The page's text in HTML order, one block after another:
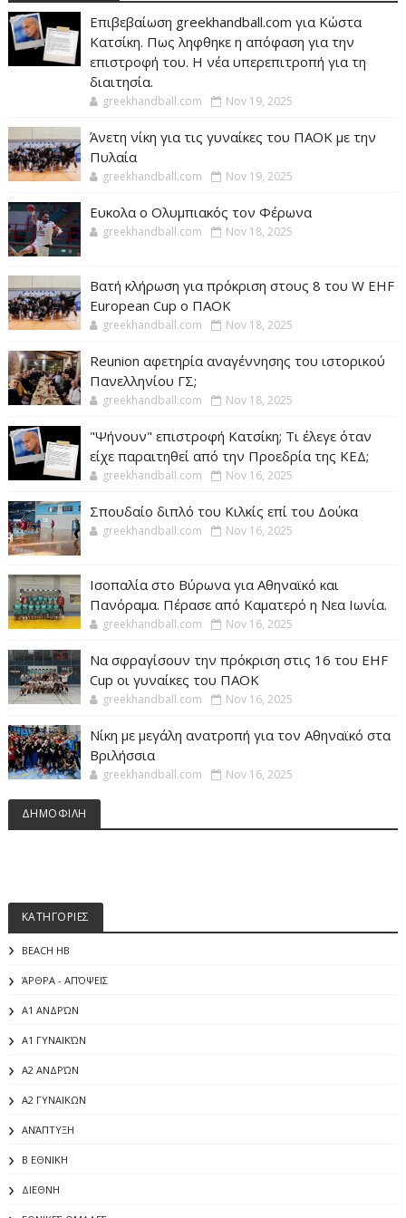
Επιβεβαίωση greekhandball.com για Κώστα
Κατσίκη. Πως ληφθηκε η απόφαση για την
επιστροφή του. Η νέα υπερεπιτροπή για τη
διαιτησία.
greekhandball.com Nov 19, 2025
Άνετη νίκη για τις γυναίκες του ΠΑΟΚ με την
Πυλαία
greekhandball.com Nov 19, 2025
Ευκολα ο Ολυμπιακός τον Φέρωνα
greekhandball.com Nov 18, 2025
Βατή κλήρωση για πρόκριση στους 8 του W EHF
European Cup ο ΠΑΟΚ
greekhandball.com Nov 18, 2025
Reunion αφετηρία αναγέννησης του ιστορικού
Πανελληνίου ΓΣ;
greekhandball.com Nov 18, 2025
"Ψήνουν" επιστροφή Κατσίκη; Τι έλεγε όταν
είχε παραιτηθεί από την Προεδρία της ΚΕΔ;
greekhandball.com Nov 16, 2025
Σπουδαίο διπλό του Κιλκίς επί του Δούκα
greekhandball.com Nov 16, 2025
Ισοπαλία στο Βύρωνα για Αθηναϊκό και
Πανόραμα. Πέρασε από Καματερό η Νεα Ιωνία.
greekhandball.com Nov 16, 2025
Να σφραγίσουν την πρόκριση στις 16 του EHF
Cup οι γυναίκες του ΠΑΟΚ
greekhandball.com Nov 16, 2025
Νίκη με μεγάλη ανατροπή για τον Αθηναϊκό στα
Βριλήσσια
greekhandball.com Nov 16, 2025
ΔΗΜΟΦΙΛΗ
ΚΑΤΗΓΟΡΙΕΣ
BEACH HB
ΆΡΘΡΑ - ΑΠΌΨΕΙΣ
Α1 ΑΝΔΡΏΝ
Α1 ΓΥΝΑΙΚΏΝ
Α2 ΑΝΔΡΏΝ
Α2 ΓΥΝΑΙΚΩΝ
ΑΝΆΠΤΥΞΗ
Β ΕΘΝΙΚΗ
ΔΙΕΘΝΗ